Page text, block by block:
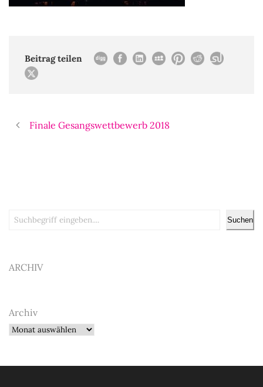
Beitrag teilen
Finale Gesangswettbewerb 2018
Suchen Suchen
ARCHIV
Archiv